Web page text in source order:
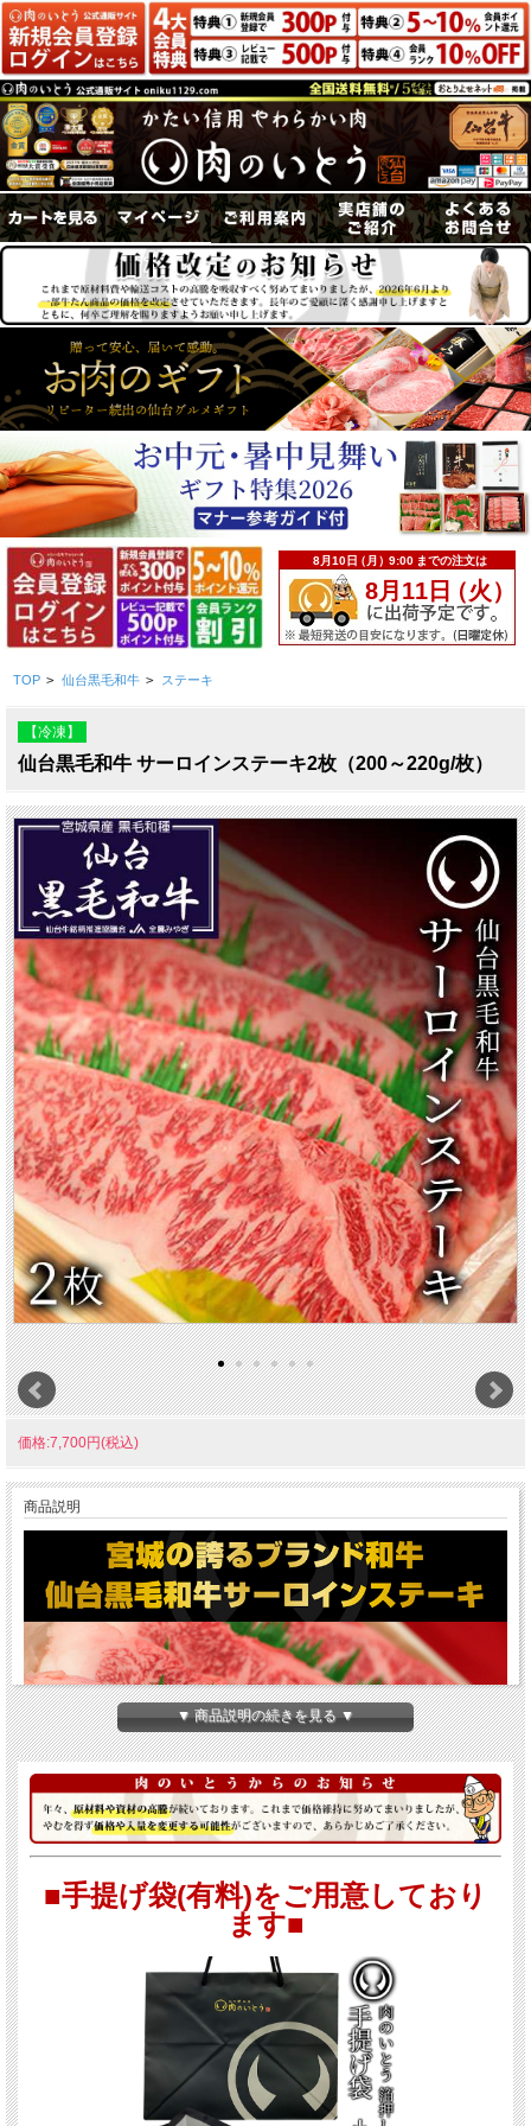
TOP > 仙台黒毛和牛 > ステーキ
【冷凍】
仙台黒毛和牛 サーロインステーキ2枚（200～220g/枚）
価格:7,700円(税込)
商品説明
高級店の黒毛和牛サーロインステーキ
サーロインはステーキに適した最高級部位です。
5等級でなければ呼称を許されない「仙台牛」の厳しい規格にわずかに沿わないも
になります。 育った環境は仙台牛と全く同じ。 仙台牛には及ば
ないものの、非常に高い品質の黒毛和牛です。
ご家庭で一流シェフのように焼ける簡単レシピ付で安心してお召し上がり頂けま
▼ 商品説明の続きを見る ▼
■手提げ袋(有料)をご用意しており
ます■